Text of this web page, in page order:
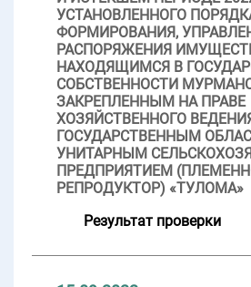
УСТАНОВЛЕННОГО
ФОРМИРОВАНИЯ,
РАСПОРЯЖЕНИЯ
НАХОДЯЩИМСЯ В
СОБСТВЕННОСТИ
ЗАКРЕПЛЕННЫМ НА ПРАВЕ
ХОЗЯЙСТВЕННОГО
ГОСУДАРСТВЕННЫМ
УНИТАРНЫМ
ПРЕДПРИЯТИЕМ
РЕПРОДУКТОР) «ТУЛОМА»
Результат проверки